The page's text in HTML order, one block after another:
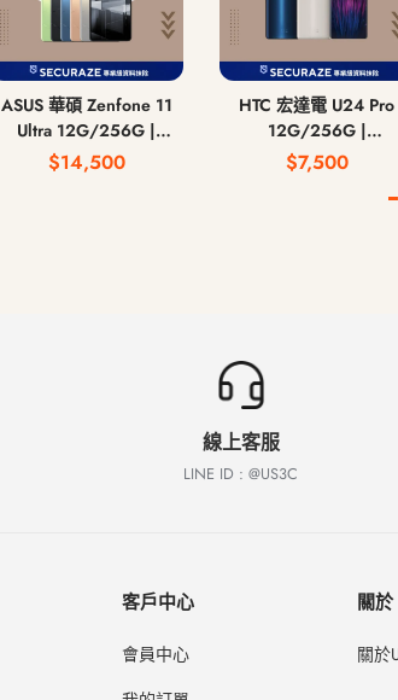
ASUS 華碩 Zenfone 11
Ultra 12G/256G |
16G/512G 6.8吋
$14,500
HTC 宏達電 U24 Pro
12G/256G |
12G/512G 6.8吋
$7,500
線上客服
LINE ID : @US3C
客戶中心
會員中心
關於
關於